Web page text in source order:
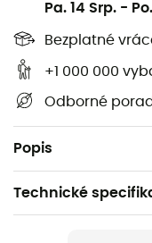
Pa. 14 Srp. -
Bezplatné
+1 000 000
Odborné
Popis
emulgátor: sójový
dalšími přírodními
*Pochází z
Ecocert S.A.S. F. 32600.
Technické